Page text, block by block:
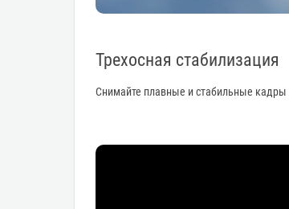
Трехосная стабилизация
Снимайте плавные и стабильные кадры